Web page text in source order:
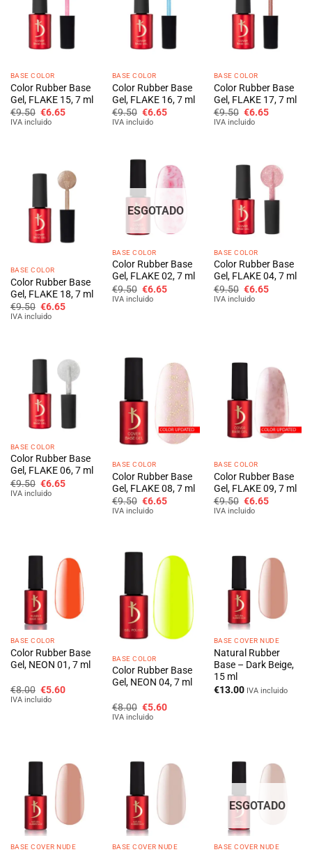
BASE COLOR
Color Rubber Base
Gel, FLAKE 15, 7 ml
€9.50 O
preço
€6.65O
IVA incluido
BASE COLOR
Color Rubber Base
Gel, FLAKE 16, 7 ml
€9.50 O
preço
€6.65O
IVA incluido
BASE COLOR
Color Rubber Base
Gel, FLAKE 17, 7 ml
€9.50 O
preço
€6.65O
IVA incluido
BASE COLOR
Color Rubber Base
Gel, FLAKE 18, 7 ml
€9.50 O
preço
€6.65O
IVA incluido
ESGOTADO
BASE COLOR
Color Rubber Base
Gel, FLAKE 02, 7 ml
€9.50 O
preço
€6.65O
IVA incluido
BASE COLOR
Color Rubber Base
Gel, FLAKE 04, 7 ml
€9.50 O
preço
€6.65O
IVA incluido
BASE COLOR
Color Rubber Base
Gel, FLAKE 06, 7 ml
€9.50 O
preço
€6.65O
IVA incluido
BASE COLOR
Color Rubber Base
Gel, FLAKE 08, 7 ml
€9.50 O
preço
€6.65O
IVA incluido
BASE COLOR
Color Rubber Base
Gel, FLAKE 09, 7 ml
€9.50 O
preço
€6.65O
IVA incluido
BASE COLOR
Color Rubber Base
Gel, NEON 01, 7 ml
€8.00 O
preço
€5.60O
IVA incluido
BASE COLOR
Color Rubber Base
Gel, NEON 04, 7 ml
€8.00 O
preço
€5.60O
IVA incluido
BASE COVER NUDE
Natural Rubber
Base – Dark Beige,
15 ml
€13.00 IVA incluido
BASE COVER NUDE BASE COVER NUDE
ESGOTADO
BASE COVER NUDE